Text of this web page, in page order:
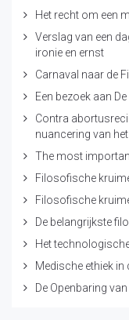
Het recht om een
Verslag van een
ironie en ernst
Carnaval naar de
Een bezoek aan
Contra
nuancering van
The most
Filosofische
Filosofische
De belangrijkste
Het
Medische ethiek in
De Openbaring